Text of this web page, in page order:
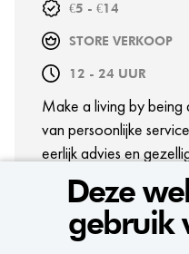
Deze
gebruik
€5 - €14
STORE VERKOOP
12 - 24 UUR
Make a living by being
van persoonlijke
eerlijk advies en
zoek naar een
en
gegoten!